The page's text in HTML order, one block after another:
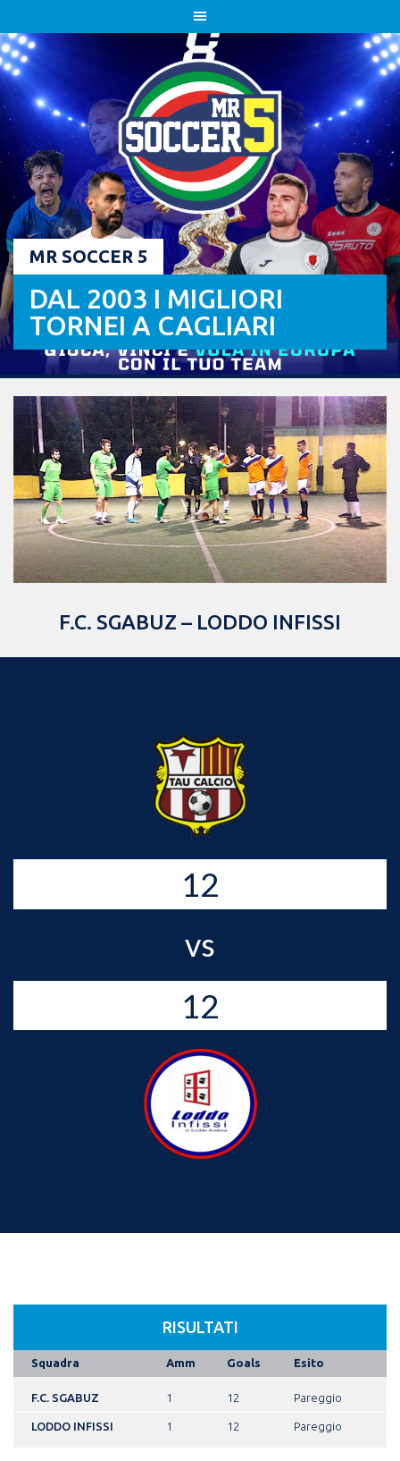
to
content
MR SOCCER 5
DAL 2003 I MIGLIORI
TORNEI A CAGLIARI
F.C. SGABUZ – LODDO INFISSI
12
vs
12
RISULTATI
Squadra Amm Goals Esito
F.C. SGABUZ 1 12 Pareggio
LODDO INFISSI 1 12 Pareggio